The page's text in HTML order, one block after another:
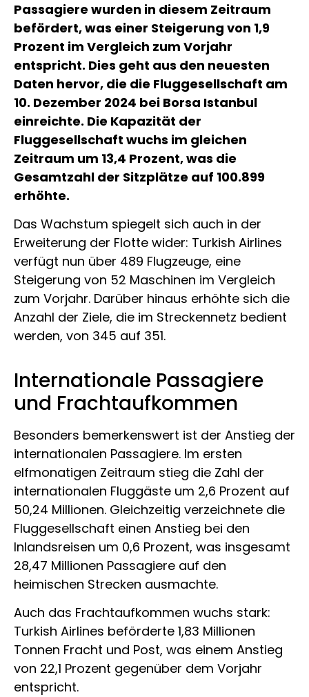
Passagiere wurden in diesem Zeitraum
befördert, was einer Steigerung von 1,9
Prozent im Vergleich zum Vorjahr
entspricht. Dies geht aus den neuesten
Daten hervor, die die Fluggesellschaft am
10. Dezember 2024 bei Borsa Istanbul
einreichte. Die Kapazität der
Fluggesellschaft wuchs im gleichen
Zeitraum um 13,4 Prozent, was die
Gesamtzahl der Sitzplätze auf 100.899
erhöhte.
Das Wachstum spiegelt sich auch in der
Erweiterung der Flotte wider: Turkish Airlines
verfügt nun über 489 Flugzeuge, eine
Steigerung von 52 Maschinen im Vergleich
zum Vorjahr. Darüber hinaus erhöhte sich die
Anzahl der Ziele, die im Streckennetz bedient
werden, von 345 auf 351.
Internationale Passagiere
und Frachtaufkommen
Besonders bemerkenswert ist der Anstieg der
internationalen Passagiere. Im ersten
elfmonatigen Zeitraum stieg die Zahl der
internationalen Fluggäste um 2,6 Prozent auf
50,24 Millionen. Gleichzeitig verzeichnete die
Fluggesellschaft einen Anstieg bei den
Inlandsreisen um 0,6 Prozent, was insgesamt
28,47 Millionen Passagiere auf den
heimischen Strecken ausmachte.
Auch das Frachtaufkommen wuchs stark:
Turkish Airlines beförderte 1,83 Millionen
Tonnen Fracht und Post, was einem Anstieg
von 22,1 Prozent gegenüber dem Vorjahr
entspricht.